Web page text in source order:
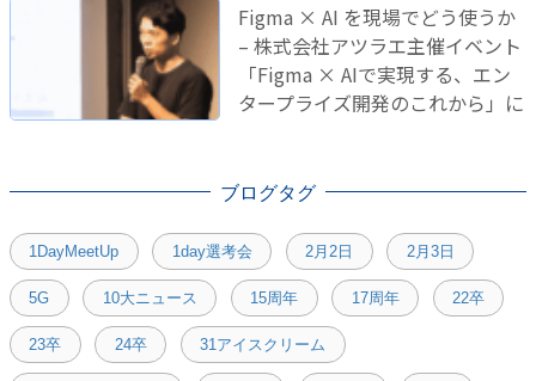
Figma × AI を現場でどう使うか
– 株式会社アツラエ主催イベント
「Figma × AIで実現する、エン
タープライズ開発のこれから」に
ブログタグ
1DayMeetUp 1day選考会 2月2日 2月3日
5G 10大ニュース 15周年 17周年 22卒
23卒 24卒 31アイスクリーム